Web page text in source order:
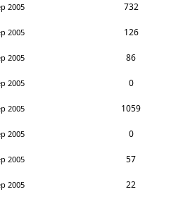
2005 732
2005 126
2005 86
2005 0
2005 1059
2005 0
2005 57
2005 22